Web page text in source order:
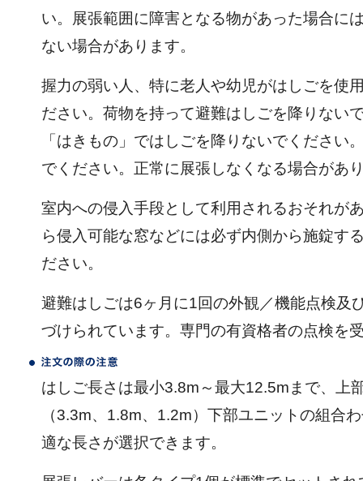
い。展張範囲に障害となる物があった場合に
ない場合があります。
握力の弱い人、特に老人や幼児がはしごを使
ださい。荷物を持って避難はしごを降りない
「はきもの」ではしごを降りないでください
でください。正常に展張しなくなる場合があ
室内への侵入手段として利用されるおそれが
ら侵入可能な窓などには必ず内側から施錠す
ださい。
避難はしごは6ヶ月に1回の外観／機能点検及
づけられています。専門の有資格者の点検を
はしご長さは最小3.8m～最大12.5mまで、上
（3.3m、1.8m、1.2m）下部ユニットの組合
適な長さが選択できます。